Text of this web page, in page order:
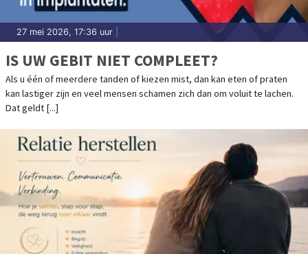
27 mei 2026, 17:36 uur
IS UW GEBIT NIET COMPLEET?
Als u één of meerdere tanden of kiezen mist, dan kan eten of praten
kan lastiger zijn en veel mensen schamen zich dan om voluit te lachen.
Dat geldt [...]